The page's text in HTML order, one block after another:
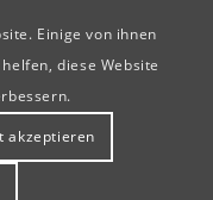
Einige von ihnen
diese Website
akzeptieren